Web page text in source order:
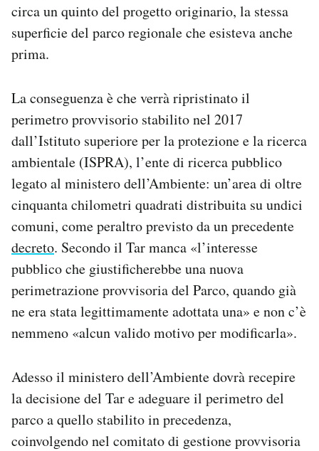
circa un quinto del progetto originario, la stessa
superficie del parco regionale che esisteva anche
prima.
La conseguenza è che verrà ripristinato il
perimetro provvisorio stabilito nel 2017
dall’Istituto superiore per la protezione e la ricerca
ambientale (ISPRA), l’ente di ricerca pubblico
legato al ministero dell’Ambiente: un’area di oltre
cinquanta chilometri quadrati distribuita su undici
comuni, come peraltro previsto da un precedente
decreto. Secondo il Tar manca «l’interesse
pubblico che giustificherebbe una nuova
perimetrazione provvisoria del Parco, quando già
ne era stata legittimamente adottata una» e non c’è
nemmeno «alcun valido motivo per modificarla».
Adesso il ministero dell’Ambiente dovrà recepire
la decisione del Tar e adeguare il perimetro del
parco a quello stabilito in precedenza,
coinvolgendo nel comitato di gestione provvisoria